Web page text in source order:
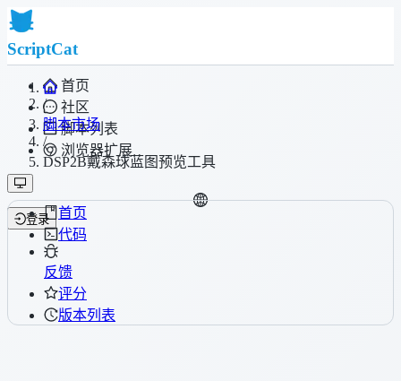
ScriptCat
首页
社区
脚本列表
浏览器扩展
登录
/
脚本市场
/
DSP2B戴森球蓝图预览工具
首页
代码
反馈
评分
版本列表